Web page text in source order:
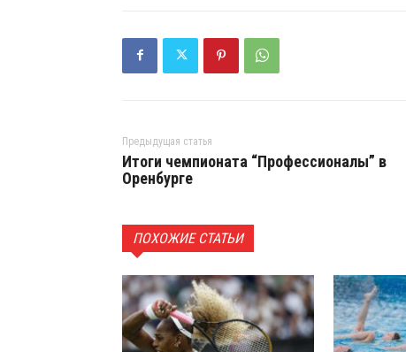
Предыдущая статья
Итоги чемпионата “Профессионалы” в
Оренбурге
ПОХОЖИЕ СТАТЬИ